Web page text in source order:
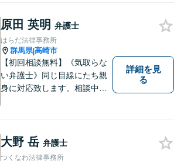
す。お気軽にご相談くださ
い。
原田 英明 弁護士
はらだ法律事務所
群馬県|高崎市
【初回相談無料】《気取らな
い弁護士》同じ目線にたち親
身に対応致します。相談中も
い合わせください。
詳細を見
る
大野 岳 弁護士
つくなわ法律事務所